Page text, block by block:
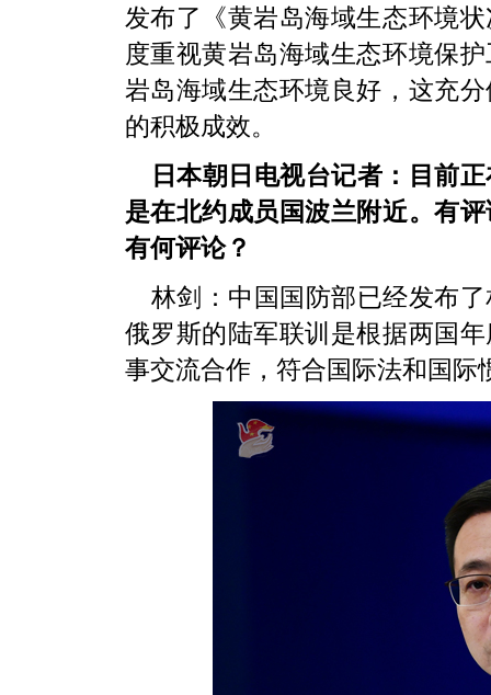
发布了《黄岩岛海域生态环境
度重视黄岩岛海域生态环境保
岩岛海域生态环境良好，这充
的积极成效。
日本朝日电视台记者：目前
是在北约成员国波兰附近。有
有何评论？
林剑：中国国防部已经发布
俄罗斯的陆军联训是根据两国
事交流合作，符合国际法和国际